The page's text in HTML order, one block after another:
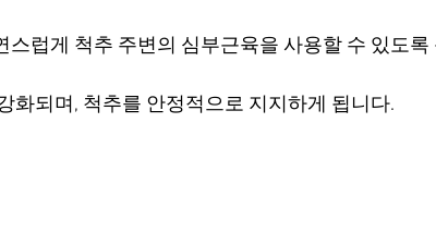
스럽게 척추 주변의 심부근육을 사용할 수 있도록
화되며, 척추를 안정적으로 지지하게 됩니다.